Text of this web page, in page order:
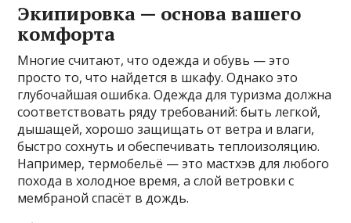
Экипировка — основа вашего
комфорта
Многие считают, что одежда и обувь — это
просто то, что найдется в шкафу. Однако это
глубочайшая ошибка. Одежда для туризма должна
соответствовать ряду требований: быть легкой,
дышащей, хорошо защищать от ветра и влаги,
быстро сохнуть и обеспечивать теплоизоляцию.
Например, термобельё — это мастхэв для любого
похода в холодное время, а слой ветровки с
мембраной спасёт в дождь.